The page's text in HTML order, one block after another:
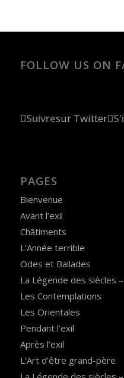
FOLLOW US ON
Suivresur Twitter
PAGES
Bienvenue
Avant l’exil
Châtiments
L’Année terrible
Odes et Ballades
La Légende des siècles
Les Contemplations
Les Orientales
Pendant l’exil
Après l’exil
L’Art d’être grand-père